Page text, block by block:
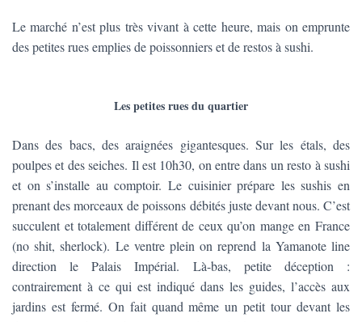
Le marché n’est plus très vivant à cette heure, mais on emprunte
des petites rues emplies de poissonniers et de restos à sushi.
Les petites rues du quartier
Dans des bacs, des araignées gigantesques. Sur les étals, des
poulpes et des seiches. Il est 10h30, on entre dans un resto à sushi
et on s’installe au comptoir. Le cuisinier prépare les sushis en
prenant des morceaux de poissons débités juste devant nous. C’est
succulent et totalement différent de ceux qu’on mange en France
(no shit, sherlock). Le ventre plein on reprend la Yamanote line
direction le Palais Impérial. Là-bas, petite déception :
contrairement à ce qui est indiqué dans les guides, l’accès aux
jardins est fermé. On fait quand même un petit tour devant les